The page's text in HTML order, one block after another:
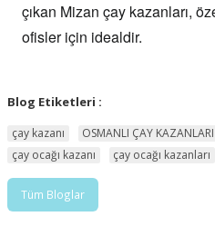
çıkan Mizan çay kazanları,
ofisler için idealdir.
Blog Etiketleri :
çay kazanı OSMANLI ÇAY KAZANLARI
çay ocağı kazanı
çay ocağı kazanları
Tüm Bloglar